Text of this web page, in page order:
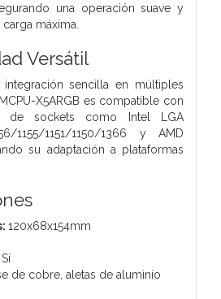
una operación suave y
máxima.
Versátil
integración sencilla en múltiples
X5ARGB es compatible con
de sockets como Intel LGA
1155/1151/1150/1366 y AMD
su adaptación a plataformas
120x68x154mm
Sí
de cobre, aletas de aluminio